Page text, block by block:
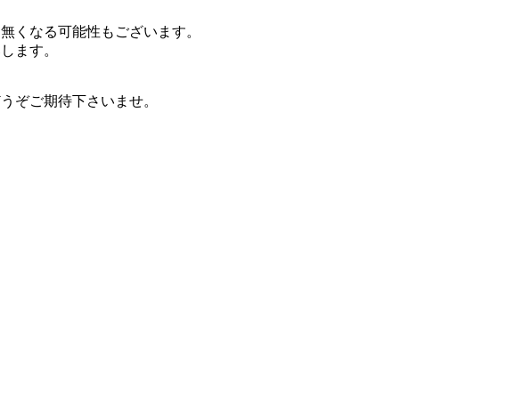
くなる可能性もございます。
ます。
ぞご期待下さいませ。